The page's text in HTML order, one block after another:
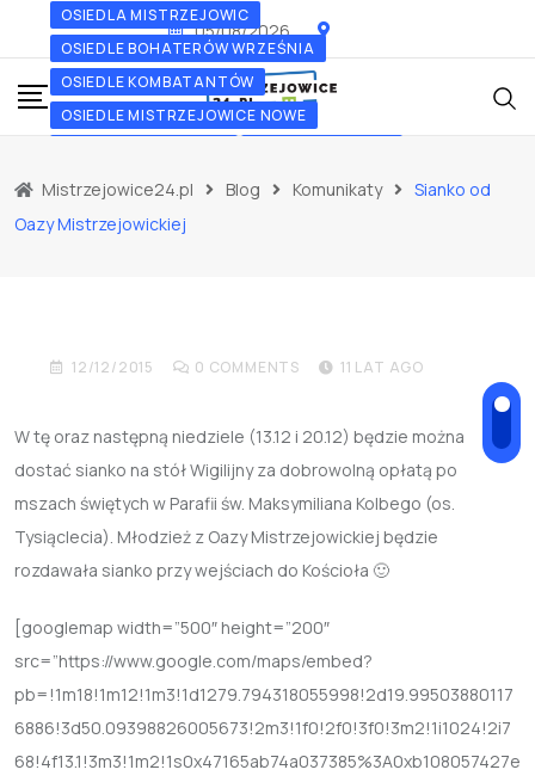
content
05/08/2026
Mistrzejowice24.pl Blog Komunikaty
Sianko od
Oazy Mistrzejowickiej
OSIEDLA MISTRZEJOWIC
OSIEDLE BOHATERÓW WRZEŚNIA
OSIEDLE KOMBATANTÓW
OSIEDLE MISTRZEJOWICE NOWE
OSIEDLE SREBRNYCH ORŁÓW
OSIEDLE TYSIĄCLECIA
12/12/2015 0 COMMENTS 11 LAT AGO
W tę oraz następną niedziele (13.12 i 20.12) będzie można
dostać sianko na stół Wigilijny za dobrowolną opłatą po
mszach świętych w Parafii św. Maksymiliana Kolbego (os.
Tysiąclecia). Młodzież z Oazy Mistrzejowickiej będzie
rozdawała sianko przy wejściach do Kościoła 🙂
[googlemap width=”500″ height=”200″
src=”https://www.google.com/maps/embed?
pb=!1m18!1m12!1m3!1d1279.794318055998!2d19.99503880117
6886!3d50.09398826005673!2m3!1f0!2f0!3f0!3m2!1i1024!2i7
68!4f13.1!3m3!1m2!1s0x47165ab74a037385%3A0xb108057427e